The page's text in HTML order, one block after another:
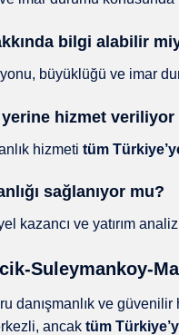
bilgi alabilir
büyüklüğü ve imar
hizmet veriliyor
hizmeti tüm
sağlanıyor mu?
kazancı ve yatırım
Suleymankoy-
danışmanlık ve
ancak tüm